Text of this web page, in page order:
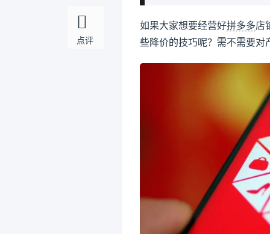
点评
如果大家想要经营好拼多多店
些降价的技巧呢？需不需要对